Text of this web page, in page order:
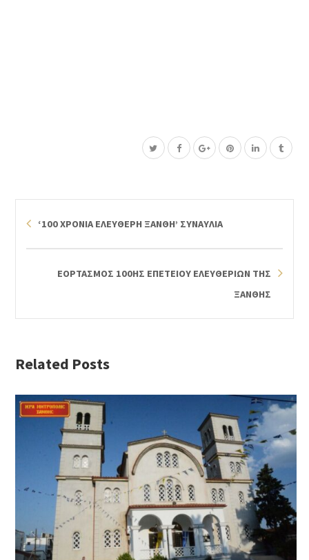
‘100 ΧΡΟΝΙΑ ΕΛΕΥΘΕΡΗ ΞΑΝΘΗ’ ΣΥΝΑΥΛΙΑ
ΕΟΡΤΑΣΜΟΣ 100ΗΣ ΕΠΕΤΕΙΟΥ ΕΛΕΥΘΕΡΙΩΝ ΤΗΣ
ΞΑΝΘΗΣ
Related Posts